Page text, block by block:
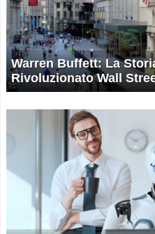
Warren Buffett: La
Rivoluzionato Wall